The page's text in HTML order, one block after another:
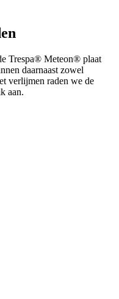
Trespa® Meteon® plaat
daarnaast zowel
verlijmen raden we de
aan.